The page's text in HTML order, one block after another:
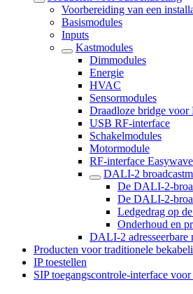
Voorbereiding van een
Basismodules
Inputs
Kastmodules
Dimmodules
Energie
HVAC
Sensormodules
Draadloze bridge
USB RF-interface
Schakelmodules
Motormodule
RF-interface Easywave
DALI-2
De DALI-2-
De DALI-2-
Ledgedrag op
Onderhoud en
DALI-2 adresseerbare
Producten voor traditionele
IP toestellen
SIP toegangscontrole-interface